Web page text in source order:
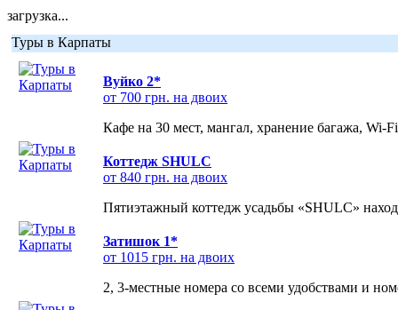
загрузка...
Туры в Карпаты
Вуйко 2*
от 700 грн. на двоих
Кафе на 30 мест, мангал, хранение багажа, Wi-
Коттедж SHULC
от 840 грн. на двоих
Пятиэтажный коттедж усадьбы «SHULC»
Затишок 1*
от 1015 грн. на двоих
2, 3-местные номера со всеми удобствами и